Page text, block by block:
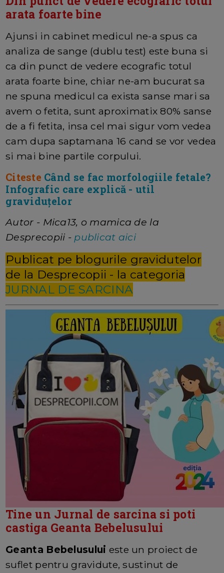
arata foarte bine
Ajunsi in cabinet medicul ne-a spus ca
analiza de sange (dublu test) este buna si
ca din punct de vedere ecografic totul
arata foarte bine, chiar ne-am bucurat sa
ne spuna medicul ca exista sanse mari sa
avem o fetita, sunt aproximatix 80% sanse
de a fi fetita, insa cel mai sigur vom vedea
cam dupa saptamana 16 cand se vor vedea
si mai bine partile corpului.
Citeste Când se fac morfologiile fetale?
Infografic care explică - util
graviduțelor
Autor - Mica13, o mamica de la
Desprecopii - publicat aici
Publicat pe blogurile gravidutelor
de la Desprecopii - la categoria
JURNAL DE SARCINA
Tine un Jurnal de sarcina si poti
castiga Geanta Bebelusului
Geanta Bebelusului este un proiect de
suflet pentru gravidute, sustinut de